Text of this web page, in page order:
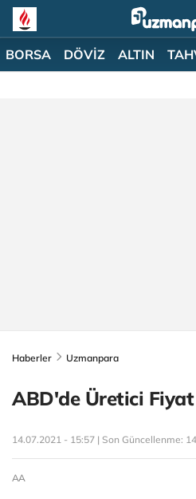
BORSA DÖVİZ ALTIN
Haberler Uzmanpara
ABD'de Üretici
14.07.2021 - 15:57 | Son Güncellenme:
AA